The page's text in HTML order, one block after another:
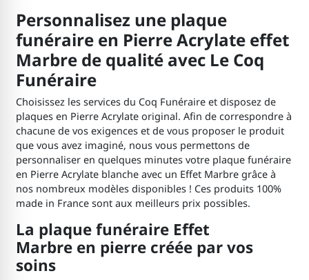
Personnalisez une plaque
funéraire en Pierre Acrylate effet
Marbre de qualité avec Le Coq
Funéraire
Choisissez les services du Coq Funéraire et disposez de
plaques en Pierre Acrylate original. Afin de correspondre à
chacune de vos exigences et de vous proposer le produit
que vous avez imaginé, nous vous permettons de
personnaliser en quelques minutes votre plaque funéraire
en Pierre Acrylate blanche avec un Effet Marbre grâce à
nos nombreux modèles disponibles ! Ces produits 100%
made in France sont aux meilleurs prix possibles.
La plaque funéraire Effet
Marbre en pierre créée par vos
soins